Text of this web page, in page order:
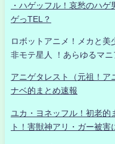
・ハゲッフル！哀愁のハ
ゲっTEL？
ロボットアニメ！メカと美
非モテ星人 ！あらゆるマ
アニゲタレスト（元祖！
ナベ的まとめ速報
ユカ・ヨネッフル！初老的
ト！害獣神アリ・ガー被